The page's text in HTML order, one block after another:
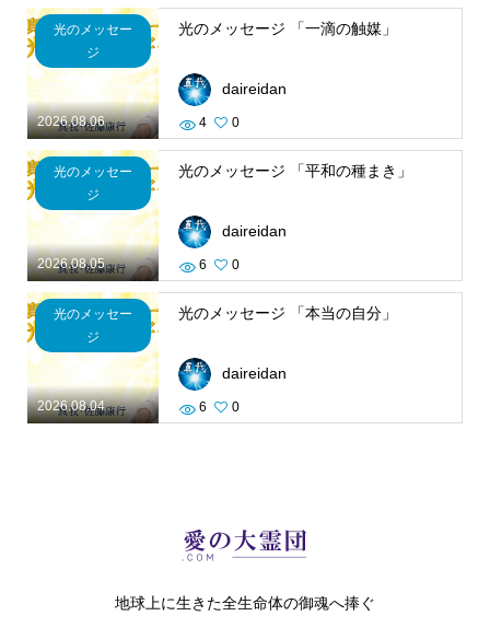
2026.08.06
光のメッセー
ジ
光のメッセージ 「一滴の触媒」
daireidan
4 0
2026.08.05
光のメッセー
ジ
光のメッセージ 「平和の種まき」
daireidan
6 0
2026.08.04
光のメッセー
ジ
光のメッセージ 「本当の自分」
daireidan
6 0
地球上に生きた全生命体の御魂へ捧ぐ